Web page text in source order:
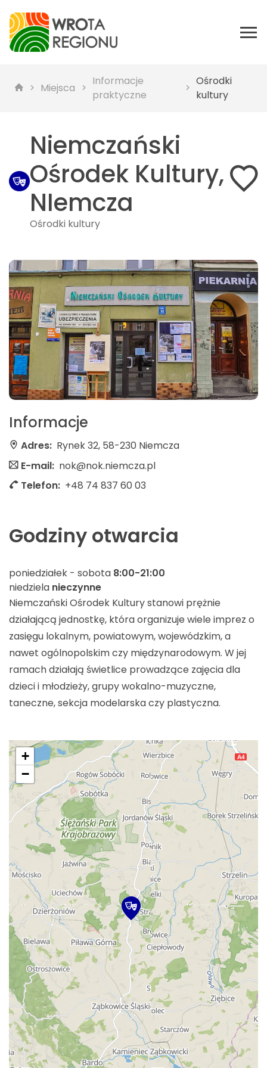
Miejsca
Informacje
praktyczne
Ośrodki
kultury
Niemczański
Ośrodek Kultury,
NIemcza
Ośrodki kultury
Informacje
Adres: Rynek 32, 58-230 Niemcza
E-mail: nok@nok.niemcza.pl
Telefon: +48 74 837 60 03
Godziny otwarcia
poniedziałek - sobota 8:00-21:00
niedziela nieczynne
Niemczański Ośrodek Kultury stanowi prężnie
działającą jednostkę, która organizuje wiele imprez o
zasięgu lokalnym, powiatowym, wojewódzkim, a
nawet ogólnopolskim czy międzynarodowym. W jej
ramach działają świetlice prowadzące zajęcia dla
dzieci i młodzieży, grupy wokalno-muzyczne,
taneczne, sekcja modelarska czy plastyczna.
+
−